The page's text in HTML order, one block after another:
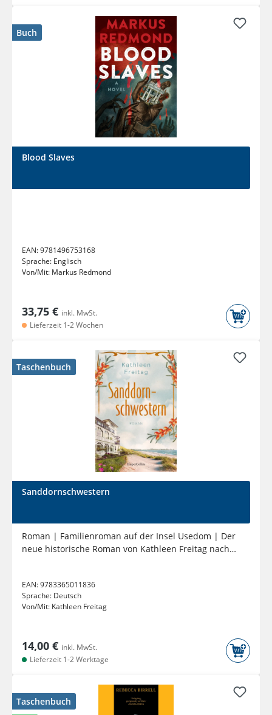
Buch
Blood Slaves
EAN:9781496753168
Sprache: Englisch
Von/Mit: Markus Redmond
33,75 € inkl. MwSt.
Lieferzeit 1-2 Wochen
Taschenbuch
Sanddornschwestern
Roman | Familienroman auf der Insel Usedom | Der
neue historische Roman von Kathleen Freitag nach
EAN:9783365011836
Sprache: Deutsch
Von/Mit: Kathleen Freitag
14,00 € inkl. MwSt.
Lieferzeit 1-2 Werktage
Taschenbuch